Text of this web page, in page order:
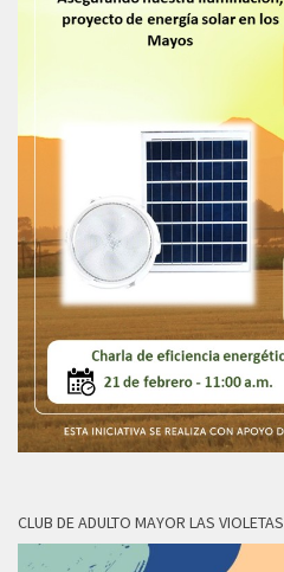
CLUB DE ADULTO MAYOR LAS VIOLETAS